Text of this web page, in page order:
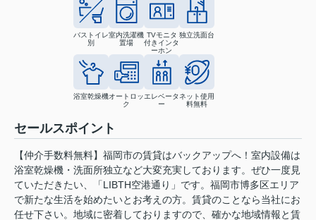
バストイレ
別
室内洗濯機
置場
TVモニタ
付きインタ
ーホン
独立洗面台
浴室乾燥機オートロッ
ク
エレベータ
ー
ネット使用
料無料
セールスポイント
【仲介手数料無料】福岡市の賃貸はバックアップへ！室内設備は
浴室乾燥機・洗面所独立など大変充実しております。ぜひ一度見
ていただきたい、「LIBTH空港通り」です。福岡市博多区エリア
で新たな生活を始めたいとお考えの方。賃貸のことなら当社にお
任せ下さい。地域に密着しておりますので、確かな地域情報と賃